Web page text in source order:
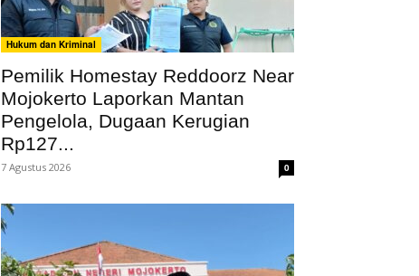
Hukum dan Kriminal
Pemilik Homestay Reddoorz Near
Mojokerto Laporkan Mantan
Pengelola, Dugaan Kerugian
Rp127...
7 Agustus 2026 0